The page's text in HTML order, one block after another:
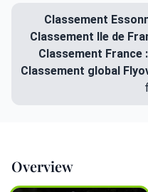
Classement
Classement Ile de
Classement France :
Classement global
Overview